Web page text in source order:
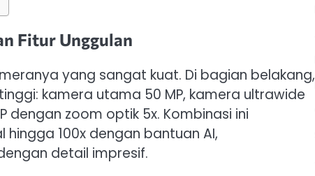
Fitur Unggulan
yang sangat kuat. Di bagian belakang,
kamera utama 50 MP, kamera ultrawide
zoom optik 5x. Kombinasi ini
100x dengan bantuan AI,
detail impresif.